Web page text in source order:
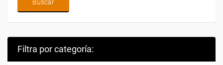
Filtra por categoría: